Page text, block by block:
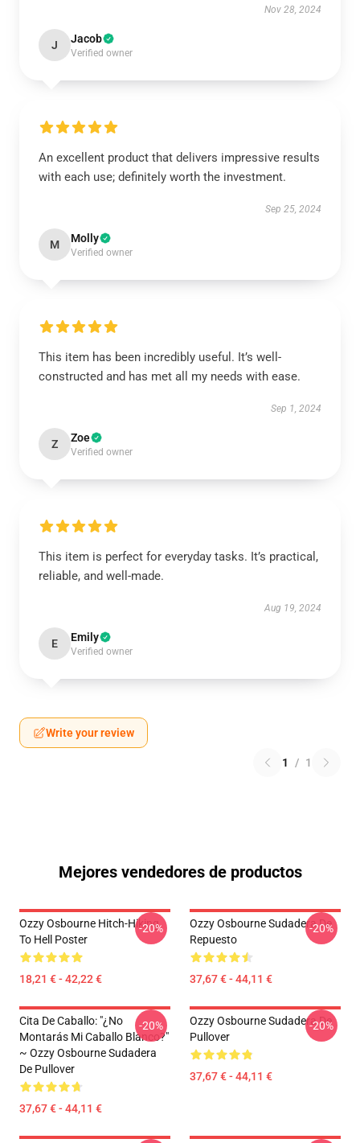
Nov 28, 2024
J Jacob
Verified owner
An excellent product that delivers impressive results
with each use; definitely worth the investment.
Sep 25, 2024
M Molly
Verified owner
This item has been incredibly useful. It’s well-
constructed and has met all my needs with ease.
Sep 1, 2024
Z Zoe
Verified owner
This item is perfect for everyday tasks. It’s practical,
reliable, and well-made.
Aug 19, 2024
E Emily
Verified owner
Write your review
1 / 1
Mejores vendedores de productos
Ozzy Osbourne Hitch-Hiking
To Hell Poster
18,21 € - 42,22 €
-20%
Ozzy Osbourne Sudadera De
Repuesto
37,67 € - 44,11 €
-20%
Cita De Caballo: "¿No
Montarás Mi Caballo Blanco?"
~ Ozzy Osbourne Sudadera
De Pullover
37,67 € - 44,11 €
-20%
Ozzy Osbourne Sudadera De
Pullover
37,67 € - 44,11 €
-20%